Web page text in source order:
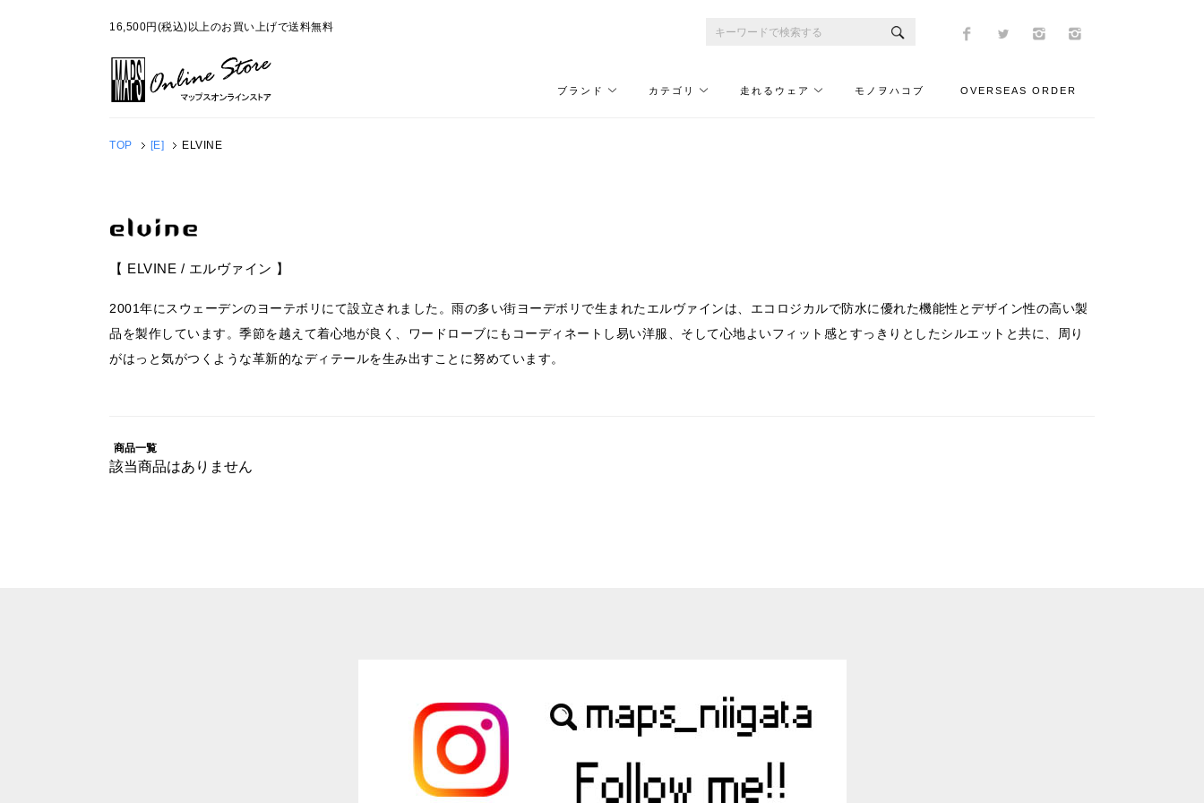
16,500円(税込)以上のお買い上げで送料無料
ブランド カテゴリ 走れるウェア モノヲハコブ OVERSEAS ORDER
TOP [E] ELVINE
【 ELVINE / エルヴァイン 】
2001年にスウェーデンのヨーテボリにて設立されました。雨の多い街ヨーデボリで生まれたエルヴァインは、エコロジカルで防水に優れた機能性とデザイン性の高い製
品を製作しています。季節を越えて着心地が良く、ワードローブにもコーディネートし易い洋服、そして心地よいフィット感とすっきりとしたシルエットと共に、周り
がはっと気がつくような革新的なディテールを生み出すことに努めています。
商品一覧
該当商品はありません